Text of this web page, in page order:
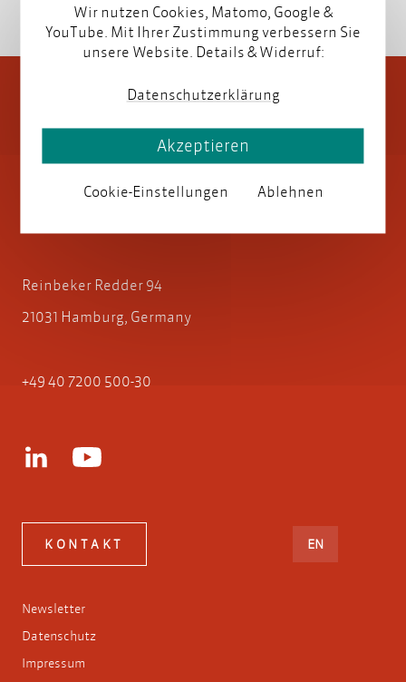
Reinbeker Redder 94
21031 Hamburg, Germany
+49 40 7200 500-30
KONTAKT ENENGLISH
Newsletter
Datenschutz
Impressum
Wir nutzen Cookies, Matomo, Google &
YouTube. Mit Ihrer Zustimmung verbessern Sie
unsere Website. Details & Widerruf:
Datenschutzerklärung
Cookie-Einstellungen Ablehnen
Akzeptieren